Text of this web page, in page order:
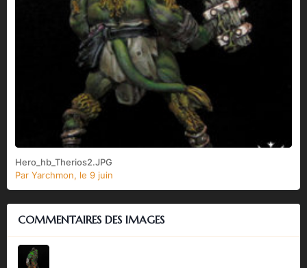
Hero_hb_Therios2.JPG
Par Yarchmon, le 9 juin
COMMENTAIRES DES IMAGES